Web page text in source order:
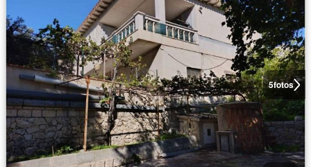
5fotos